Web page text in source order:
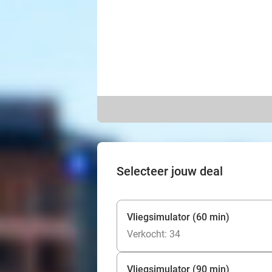
Selecteer jouw deal
Vliegsimulator (60 min)
Verkocht: 34
Vliegsimulator (90 min)